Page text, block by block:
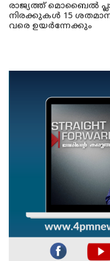
രാജ്യത്ത് മൊബൈൽ
നിരക്കുകൾ 15
വരെ ഉയർന്നേക്കും